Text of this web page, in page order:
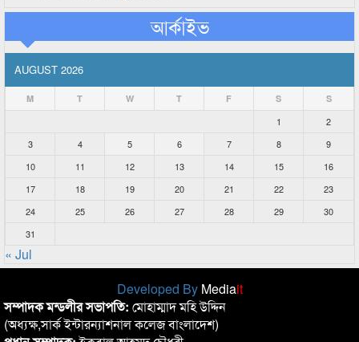
আর্কাইভ
AUGUST 2026
M T W T F S S
1
2
3
4 5 6 7 8
9
10
11 12 13 14 15
16
17
18 19 20 21 22
23
24
25 26 27 28 29
30
31
« Jul
Developed By Mediait
সম্পাদক মন্ডলীর সভাপতি: মোহাম্মাদ মহি উদ্দিন
(অধ্যক্ষ,সার্ক ইন্টারন্যাশনাল কলেজ বাংলাদেশ)